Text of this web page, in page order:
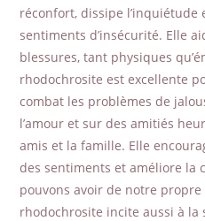
réconfort, dissipe l’inquiétude
sentiments d’insécurité. Elle
blessures, tant physiques
rhodochrosite est excellente
combat les problèmes de
l’amour et sur des amitiés
amis et la famille. Elle
des sentiments et améliore la
pouvons avoir de notre
rhodochrosite incite aussi à la